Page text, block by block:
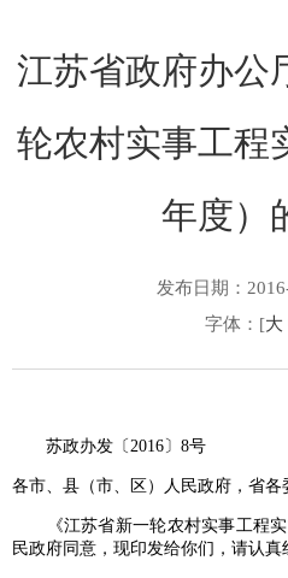
江苏省政府办公
轮农村实事工程
年度）
发布日期：
字体：[大
苏政办发〔2016〕8号
各市、县（市、区）人民政府，省各
《江苏省新一轮农村实事工程实
民政府同意，现印发给你们，请认真